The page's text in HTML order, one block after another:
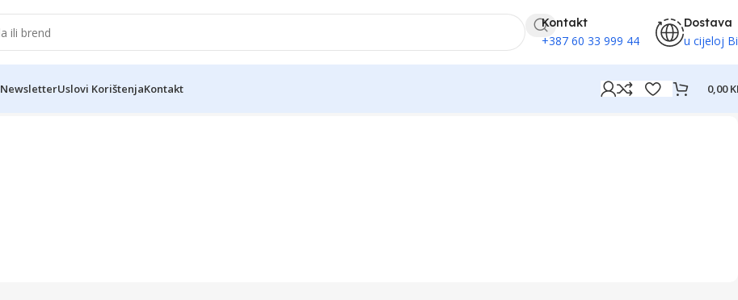
Kontakt
+387 60 33 999 44
Dostava
u cijeloj
NewsletterUslovi KorištenjaKontakt 0,00